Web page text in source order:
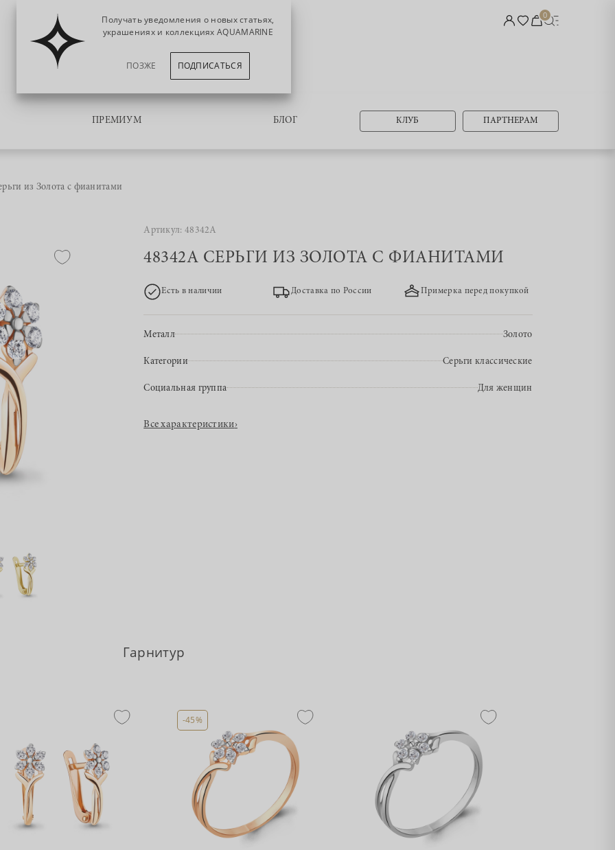
0
ПРЕМИУМ БЛОГ КЛУБ ПАРТНЕРАМ
из Золота с фианитами
Артикул: 48342А
48342А СЕРЬГИ ИЗ ЗОЛОТА С ФИАНИТАМИ
Есть в наличии Доставка по России Примерка перед покупкой
Металл Золото
Категории Серьги классические
Социальная группа Для женщин
Все характеристики›
Гарнитур
-45%
Получать уведомления о новых статьях,
украшениях и коллекциях AQUAMARINE
ПОЗЖЕ ПОДПИСАТЬСЯ